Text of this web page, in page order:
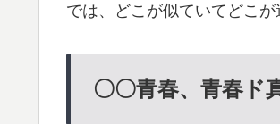
では、どこが似ていてどこ
〇〇青春、青春ド